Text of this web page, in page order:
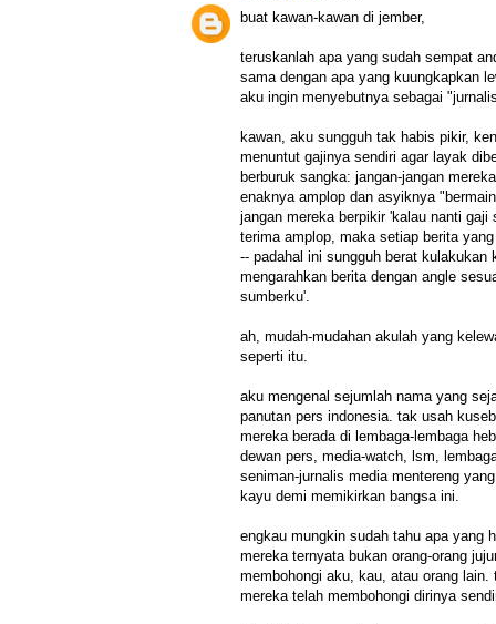
buat kawan-kawan di jember,
teruskanlah apa yang sudah sempat
sama dengan apa yang kuungkapkan
aku ingin menyebutnya sebagai
kawan, aku sungguh tak habis pikir,
menuntut gajinya sendiri agar layak
berburuk sangka: jangan-jangan
enaknya amplop dan asyiknya
jangan mereka berpikir 'kalau nanti
terima amplop, maka setiap berita
-- padahal ini sungguh berat kulakukan
mengarahkan berita dengan angle
sumberku'.
ah, mudah-mudahan akulah yang
seperti itu.
aku mengenal sejumlah nama yang
panutan pers indonesia. tak usah
mereka berada di lembaga-lembaga
dewan pers, media-watch, lsm,
seniman-jurnalis media mentereng
kayu demi memikirkan bangsa ini.
engkau mungkin sudah tahu apa yang
mereka ternyata bukan orang-orang
membohongi aku, kau, atau orang
mereka telah membohongi dirinya